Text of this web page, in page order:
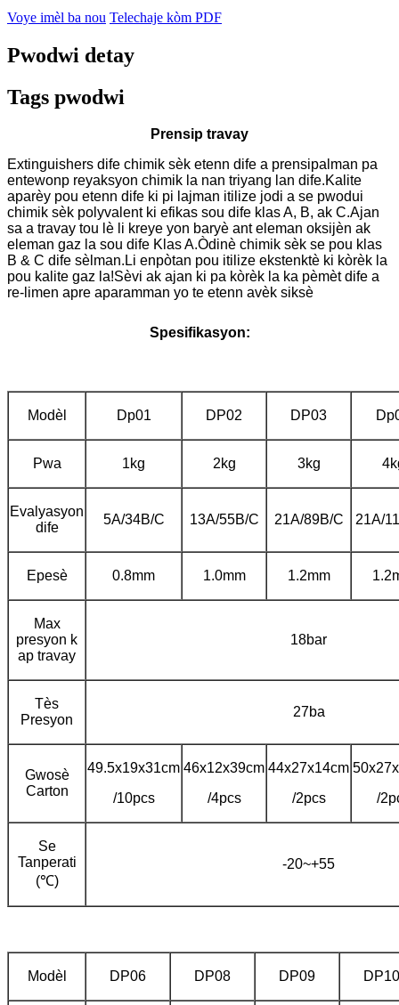
Voye imèl ba nou Telechaje kòm PDF
Pwodwi detay
Tags pwodwi
Prensip travay
Extinguishers dife chimik sèk etenn dife a prensipalman pa
entewonp reyaksyon chimik la nan triyang lan dife.Kalite
aparèy pou etenn dife ki pi lajman itilize jodi a se pwodui
chimik sèk polyvalent ki efikas sou dife klas A, B, ak C.Ajan
sa a travay tou lè li kreye yon baryè ant eleman oksijèn ak
eleman gaz la sou dife Klas A.Òdinè chimik sèk se pou klas
B & C dife sèlman.Li enpòtan pou itilize ekstenktè ki kòrèk la
pou kalite gaz la!Sèvi ak ajan ki pa kòrèk la ka pèmèt dife a
re-limen apre aparamman yo te etenn avèk siksè
Spesifikasyon:
Modèl Dp01 DP02 DP03
Pwa 1kg 2kg 3kg
Evalyasyon
dife
5A/34B/C 13A/55B/C 21A/89B/C 21A/
Epesè 0.8mm 1.0mm 1.2mm
Max
presyon k
ap travay
18bar
Tès
Presyon
27ba
Gwosè
Carton
49.5x19x31cm
/10pcs
46x12x39cm
/4pcs
44x27x14cm
/2pcs
/
Se
Tanperati
(℃)
-20~+55
Modèl DP06 DP08 DP09 DP10